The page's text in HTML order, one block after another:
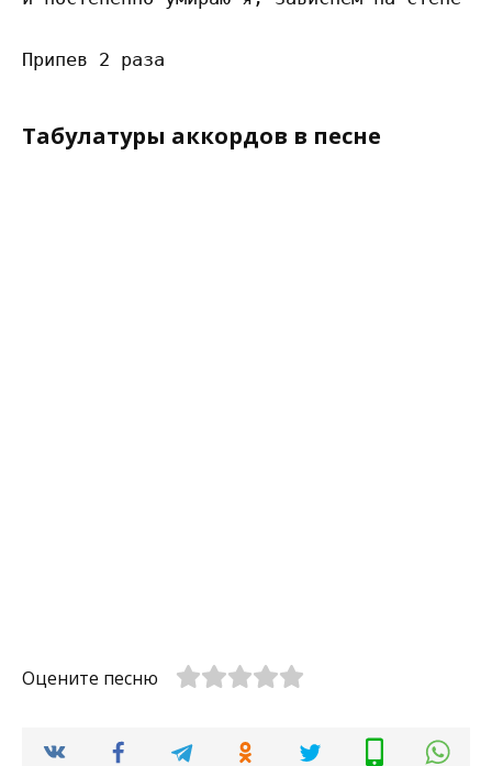
Табулатуры аккордов в песне
Оцените песню